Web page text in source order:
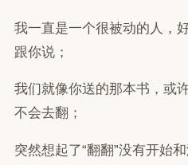
我一直是一个很被动的人，
跟你说；
我们就像你送的那本书，或
不会去翻；
突然想起了“翻翻”没有开始